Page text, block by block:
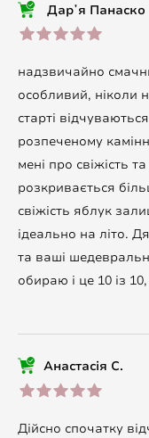
Дарʼя Панаско
надзвичайно
особливий, ніколи
старті
розпеченому
мені про свіжість
розкривається
свіжість яблук
ідеально на літо.
та ваші
обираю і це 10 із
Анастасія С.
Дійсно спочатку